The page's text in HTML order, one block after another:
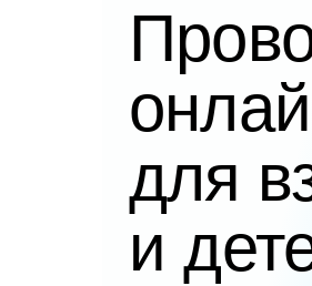
для
и